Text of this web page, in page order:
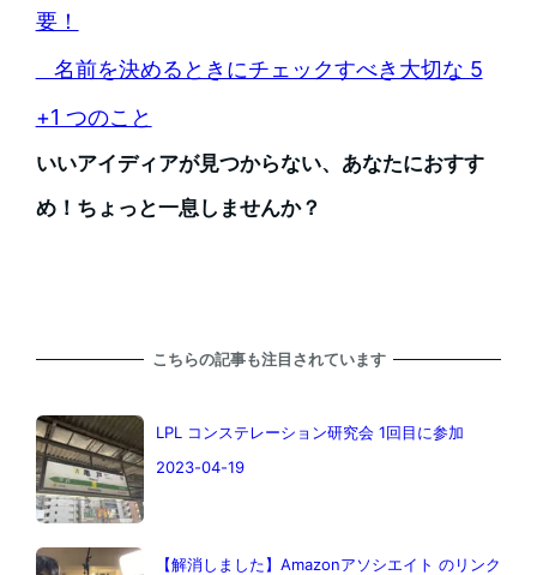
要！
名前を決めるときにチェックすべき大切な 5
+1 つのこと
いいアイディアが見つからない、あなたにおすす
め！ちょっと一息しませんか？
こちらの記事も注目されています
LPL コンステレーション研究会 1回目に参加
2023-04-19
【解消しました】Amazonアソシエイト のリンク